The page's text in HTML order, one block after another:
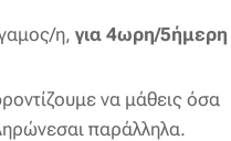
η, για 4ωρη/5ήμερη
να μάθεις όσα
παράλληλα.